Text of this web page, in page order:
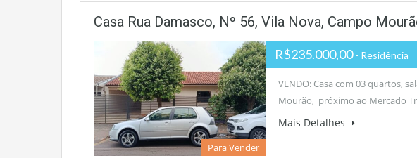
Casa Rua Damasco, Nº 56, Vila Nova, Campo
Para Vender
R$235.000,00- Residência
VENDO: Casa com 03 quartos,
Mourão, próximo ao Mercado
Mais Detalhes